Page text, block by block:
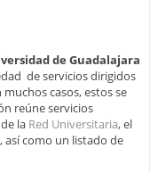
de Guadalajara
de servicios dirigidos
casos, estos se
reúne servicios
la Red Universitaria, el
así como un listado de